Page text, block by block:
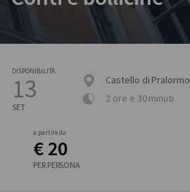
DISPONIBILITÀ
13
SET
Castello di Pralormo
2 ore e 30 minuti
a partire da
€ 20
PER PERSONA